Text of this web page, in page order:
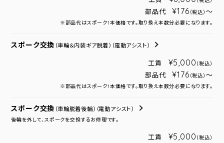
部品代 ¥176 （税込） ～
※部品代はスポーク1本価格です。取り換え本数分必要になります。
スポーク交換 （車輪＆内装ギア脱着） （電動アシスト）
工賃 ¥5,000 （税込）
部品代 ¥176 （税込） ～
※部品代はスポーク1本価格です。取り換え本数分必要になります。
スポーク交換 （車輪脱着後輪） （電動アシスト）
後輪を外して、スポークを交換するお修理です。
工賃 ¥5,000 （税込）